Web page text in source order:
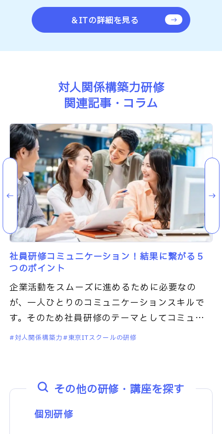
＆ITの詳細を見る
対人関係構築力研修
関連記事・コラム
社員研修コミュニケーション！結果に繋がる５
つのポイント
企業活動をスムーズに進めるために必要なの
が、一人ひとりのコミュニケーションスキルで
す。そのため社員研修のテーマとしてコミュニ
ケーションは定番となっています。この記事で
対人関係構築力 東京ITスクールの研修
その他の研修・講座を探す
個別研修